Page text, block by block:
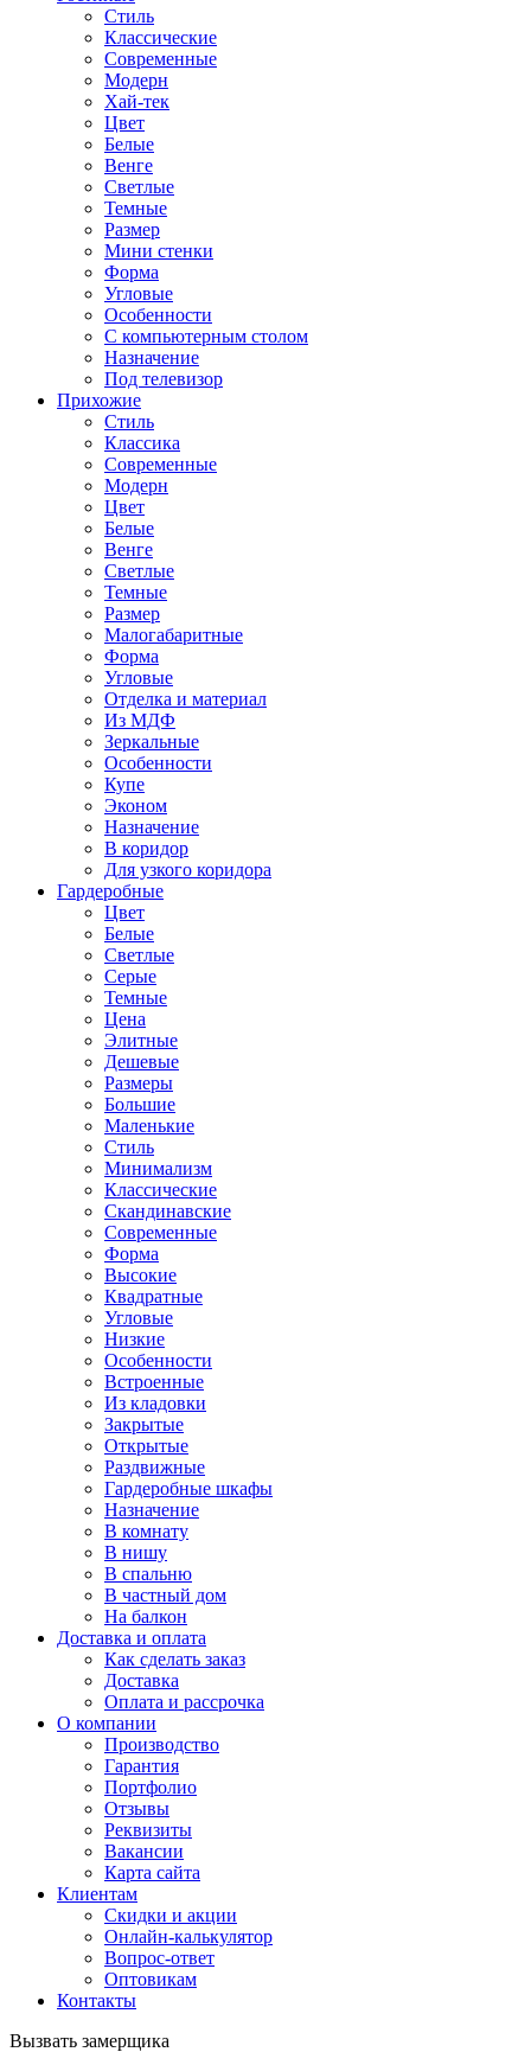
Стиль
Классические
Современные
Модерн
Хай-тек
Цвет
Белые
Венге
Светлые
Темные
Размер
Мини стенки
Форма
Угловые
Особенности
С компьютерным столом
Назначение
Под телевизор
Прихожие
Стиль
Классика
Современные
Модерн
Цвет
Белые
Венге
Светлые
Темные
Размер
Малогабаритные
Форма
Угловые
Отделка и материал
Из МДФ
Зеркальные
Особенности
Купе
Эконом
Назначение
В коридор
Для узкого коридора
Гардеробные
Цвет
Белые
Светлые
Серые
Темные
Цена
Элитные
Дешевые
Размеры
Большие
Маленькие
Стиль
Минимализм
Классические
Скандинавские
Современные
Форма
Высокие
Квадратные
Угловые
Низкие
Особенности
Встроенные
Из кладовки
Закрытые
Открытые
Раздвижные
Гардеробные шкафы
Назначение
В комнату
В нишу
В спальню
В частный дом
На балкон
Доставка и оплата
Как сделать заказ
Доставка
Оплата и рассрочка
О компании
Производство
Гарантия
Портфолио
Отзывы
Реквизиты
Вакансии
Карта сайта
Клиентам
Скидки и акции
Онлайн-калькулятор
Вопрос-ответ
Оптовикам
Контакты
Вызвать замерщика